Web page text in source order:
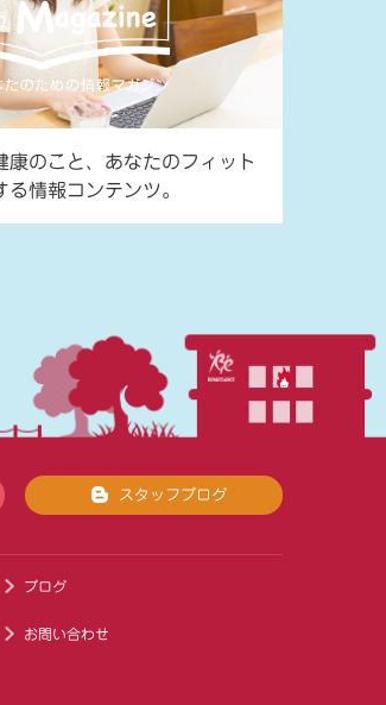
康のこと、あなたのフィット
情報コンテンツ。
スタッフブログ
ブログ
お問い合わせ